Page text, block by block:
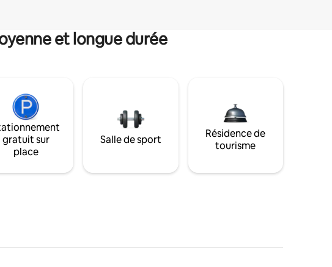
et longue durée
gratuit sur
place
Salle de sport
Résidence de
tourisme